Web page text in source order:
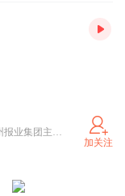
居中、守正、观天下！ 正观新闻，由郑州报业集团主办，是郑州市全力打造的“扎根郑州、立足中原、放眼全球”的拥有较强影响力的新型主流媒体，集“新闻+政务+服务”于一体的突出文化和国际视野的新媒体平台。
加关注